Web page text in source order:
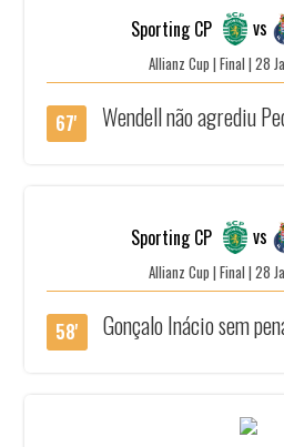
Sporting CP vs
Allianz Cup | Final | 28
67' Wendell não agrediu
Sporting CP vs
Allianz Cup | Final | 28
58' Gonçalo Inácio sem